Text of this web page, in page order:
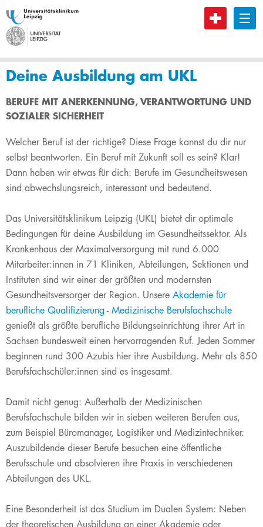
B
Deine Ausbildung am UKL
​​​​​​​​BERUFE MIT ANERKENNUNG, VERANTWORTUNG UND
SOZIALER SICHERHEIT
Welcher Beruf ist der richtige? Diese Frage kannst du dir nur
selbst beantworten. Ein Beruf mit Zukunft soll es sein? Klar!
Dann haben wir etwas für dich: Berufe im Gesundheitswesen
sind abwechslungsreich, interessant und bedeutend.
Das Universitätsklinikum Leipzig (UKL) bietet dir optimale
Bedingungen für deine Ausbildung im Gesundheitssektor. Als
Krankenhaus der Maximalversorgung mit rund 6​.000
Mitarbeiter:innen in 71 Kliniken, Abteilungen, Sektionen und
Instituten sind wir einer der größten und modernsten
Gesundheitsversorger der Region. Unsere Akademie für
berufliche Qualifizierung - Medizinische Berufsfachschule
genießt als größte berufliche Bildungseinrichtung ihrer Art in
Sachsen bundesweit einen hervorragenden Ruf. Jeden Sommer
beginnen rund 300​ Azubis hier ihre Ausbildung. Mehr als 850
Berufsfachschüler:innen sind es insgesamt.
Damit nicht genug: Außerhalb der Medizinischen
Berufsfachschule bilden wir in sieben weiteren Berufen aus,
zum Beispiel Büromanager, Logistiker und Medizintechniker.
Auszubildende dieser Berufe besuchen eine öffentliche
Berufsschule und absolvieren ihre Praxis in verschiedenen
Abteilungen des UKL.
Eine Besonderheit ist das Studium im Dualen System: Neben
der theoretischen Ausbildung an einer Akademie oder